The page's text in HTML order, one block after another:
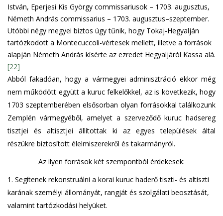
István, Eperjesi Kis György commissariusok – 1703. augusztus,
Németh András commissarius – 1703. augusztus–szeptember.
Utóbbi négy megyei biztos úgy tűnik, hogy Tokaj-Hegyalján
tartózkodott a Montecuccoli-vértesek mellett, illetve a források
alapján Németh András kísérte az ezredet Hegyaljáról Kassa alá.
[22]
Abból fakadóan, hogy a vármegyei adminisztráció ekkor még
nem működött együtt a kuruc felkelőkkel, az is következik, hogy
1703 szeptemberében elsősorban olyan forrásokkal találkozunk
Zemplén vármegyéből, amelyet a szerveződő kuruc hadsereg
tisztjei és altisztjei állítottak ki az egyes települések által
részükre biztosított élelmiszerekről és takarmányról.
Az ilyen források két szempontból érdekesek:
1. Segítenek rekonstruálni a korai kuruc haderő tiszti- és altiszti
karának személyi állományát, rangját és szolgálati beosztását,
valamint tartózkodási helyüket.